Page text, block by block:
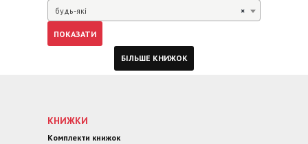
×
будь-які
БІЛЬШЕ КНИЖОК
КНИЖКИ
Комплекти книжок